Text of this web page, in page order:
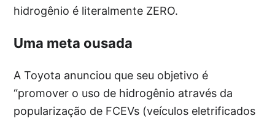
hidrogênio é literalmente ZERO.
Uma meta ousada
A Toyota anunciou que seu objetivo é
“promover o uso de hidrogênio através da
popularização de FCEVs (veículos eletrificados